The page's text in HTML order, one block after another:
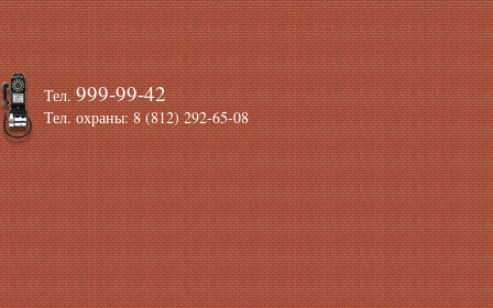
Тел.999-99-42
Тел. охраны: 8 (812) 292-65-08